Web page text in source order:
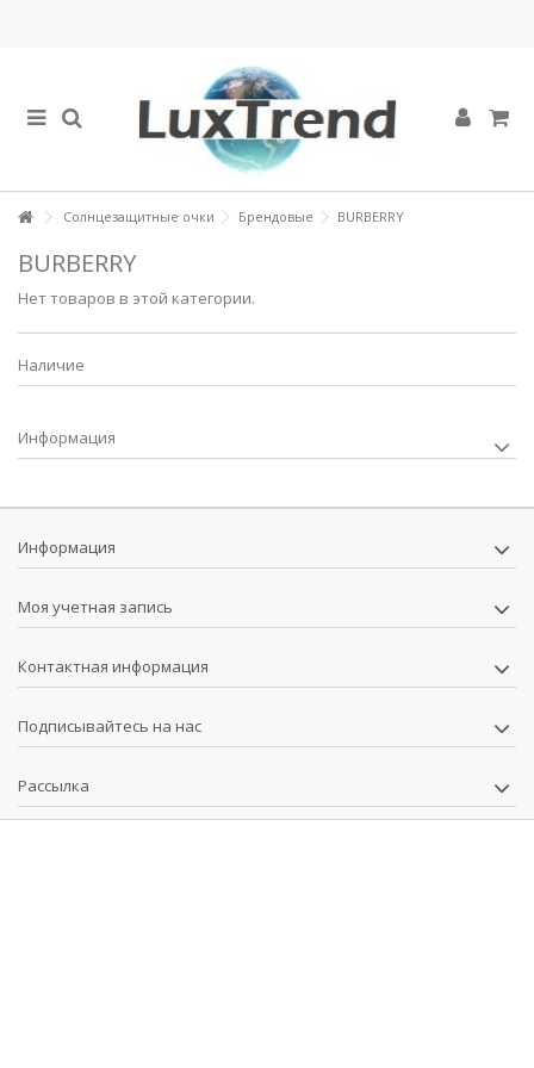
Солнцезащитные очки Брендовые BURBERRY
BURBERRY
Нет товаров в этой категории.
Наличие
Информация
Информация
Моя учетная запись
Контактная информация
Подписывайтесь на нас
Рассылка